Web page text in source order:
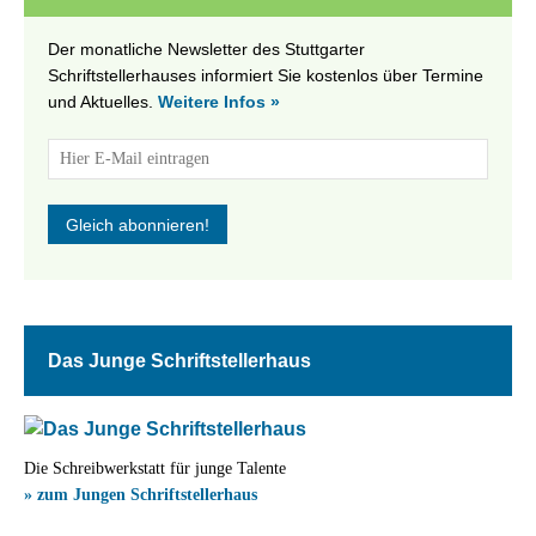
Der monatliche Newsletter des Stuttgarter
Schriftstellerhauses informiert Sie kostenlos über Termine
und Aktuelles. Weitere Infos »
Das Junge Schriftstellerhaus
Die Schreibwerkstatt für junge Talente
» zum Jungen Schriftstellerhaus